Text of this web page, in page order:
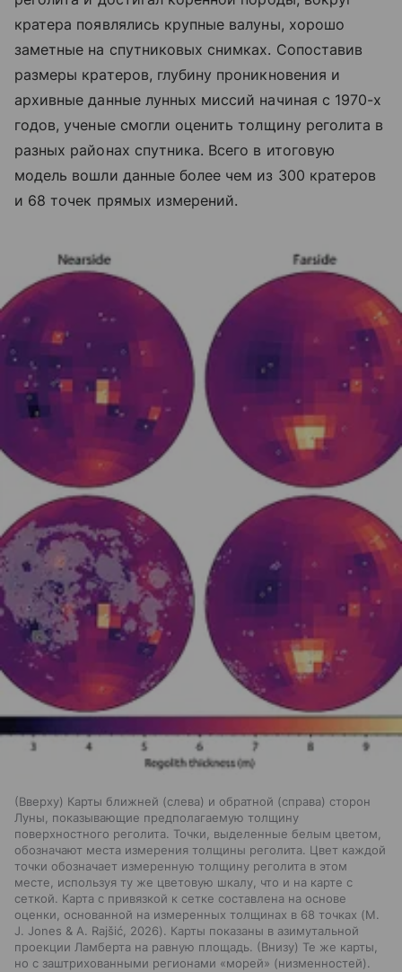
кратера появлялись крупные валуны, хорошо
заметные на спутниковых снимках. Сопоставив
размеры кратеров, глубину проникновения и
архивные данные лунных миссий начиная с 1970-х
годов, ученые смогли оценить толщину реголита в
разных районах спутника. Всего в итоговую
модель вошли данные более чем из 300 кратеров
и 68 точек прямых измерений.
(Вверху) Карты ближней (слева) и обратной (справа) сторон
Луны, показывающие предполагаемую толщину
поверхностного реголита. Точки, выделенные белым цветом,
обозначают места измерения толщины реголита. Цвет каждой
точки обозначает измеренную толщину реголита в этом
месте, используя ту же цветовую шкалу, что и на карте с
сеткой. Карта с привязкой к сетке составлена на основе
оценки, основанной на измеренных толщинах в 68 точках (M.
J. Jones & A. Rajšić, 2026). Карты показаны в азимутальной
проекции Ламберта на равную площадь. (Внизу) Те же карты,
но с заштрихованными регионами «морей» (низменностей).